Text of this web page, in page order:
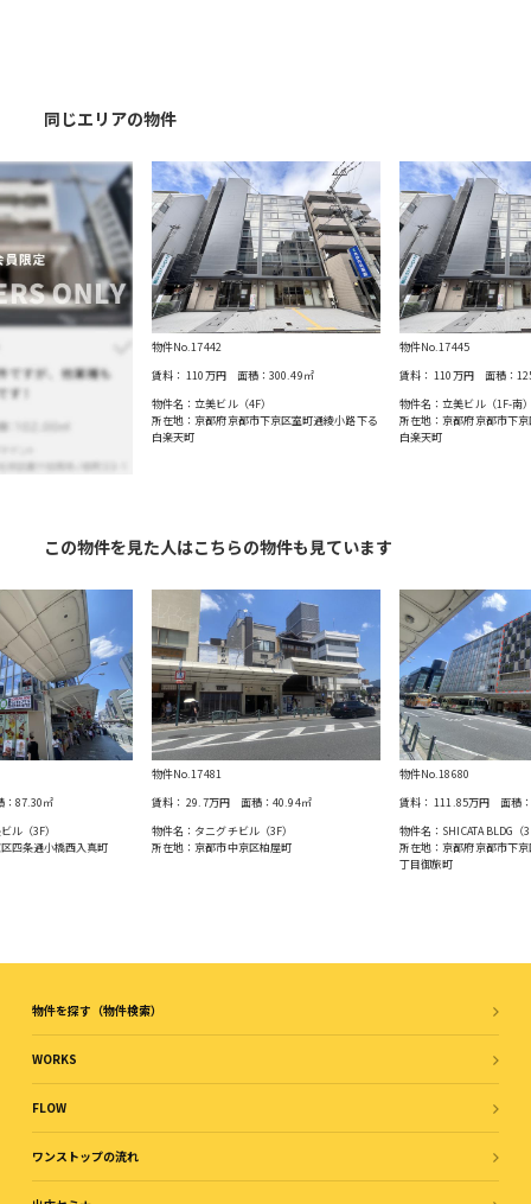
同じエリアの物件
物件No.17442
賃料：110万円面積：300.49㎡
物件名：立美ビル（4F）
所在地：京都府京都市下京区室町通綾小路下る
白楽天町
物件No.17445
賃料：110万円面積：
物件名：立美ビル（1F-南
所在地：京都府京都市下
白楽天町
この物件を見た人はこちらの物件も見ています
87.30㎡
ル（3F）
四条通⼩橋⻄⼊真町
物件No.17481
賃料：29.7万円面積：40.94㎡
物件名：タニグチビル（3F）
所在地：京都市中京区柏屋町
物件No.18680
賃料：111.85万円面積
物件名：SHICATA BLDG（
所在地：京都府京都市下
丁目御旅町
物件を探す（物件検索）
WORKS
FLOW
ワンストップの流れ